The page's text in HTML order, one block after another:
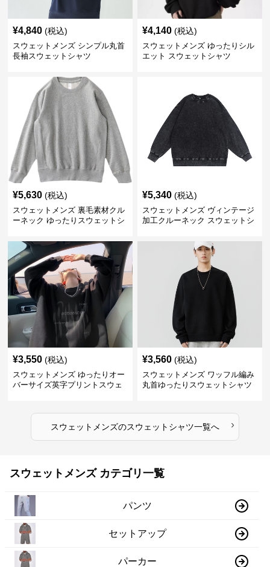
¥4,840 (税込)
スウェットメンズ シンプル丸首
長袖スウェットシャツ
¥4,140 (税込)
スウェットメンズ ゆったりシル
エット スウェットシャツ
¥5,630 (税込)
スウェットメンズ 裏毛素材クル
ーネック ゆったりスウェットシ
¥5,340 (税込)
スウェットメンズ ヴィンテージ
加工クルーネック スウェットシ
¥3,550 (税込)
スウェットメンズ ゆったりオー
バーサイズ英字プリントスウェ
¥3,560 (税込)
スウェットメンズ ワッフル編み
丸首ゆったりスウェットシャツ
スウェットメンズのスウェットシャツ一覧へ ›
スウェットメンズ カテゴリ一覧
パンツ
セットアップ
パーカー